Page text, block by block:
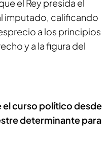
el Rey presida el
imputado, calificando
a los principios
y a la figura del
el curso político desde
determinante para